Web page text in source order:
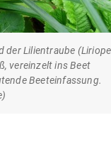
der Lilientraube (Liriope
vereinzelt ins Beet
Beeteinfassung.